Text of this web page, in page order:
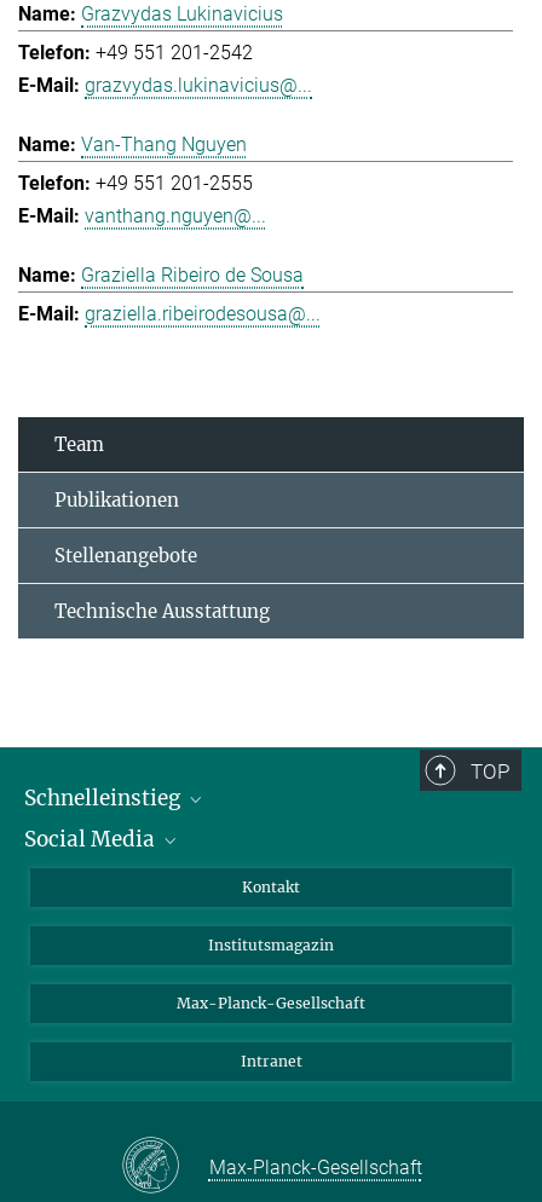
Grazvydas Lukinavicius
+49 551 201-2542
grazvydas.lukinavicius@...
Van-Thang Nguyen
+49 551 201-2555
vanthang.nguyen@...
Graziella Ribeiro de Sousa
graziella.ribeirodesousa@...
Team
Publikationen
Stellenangebote
Technische Ausstattung
TOP
Schnelleinstieg
Alumni
Fördernde
Schulen
Studierende
Social Media
Bluesky
Facebook
YouTube
Kontakt
Institutsmagazin
Max-Planck-Gesellschaft
Intranet
Max-Planck-Gesellschaft